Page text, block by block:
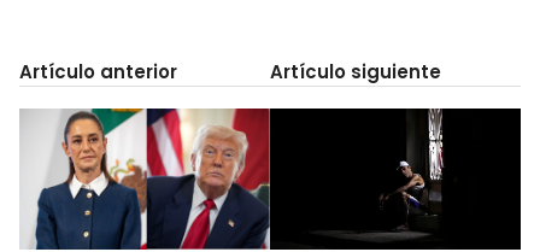
Artículo anterior Artículo siguiente